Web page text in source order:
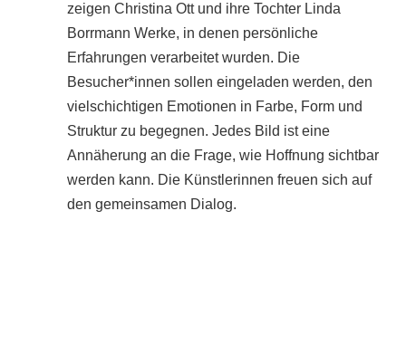
zeigen Christina Ott und ihre Tochter Linda
Borrmann Werke, in denen persönliche
Erfahrungen verarbeitet wurden. Die
Besucher*innen sollen eingeladen werden, den
vielschichtigen Emotionen in Farbe, Form und
Struktur zu begegnen. Jedes Bild ist eine
Annäherung an die Frage, wie Hoffnung sichtbar
werden kann. Die Künstlerinnen freuen sich auf
den gemeinsamen Dialog.